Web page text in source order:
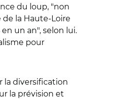
du loup, "non
de la Haute-Loire
un an", selon lui.
pour
la diversification
la prévision et